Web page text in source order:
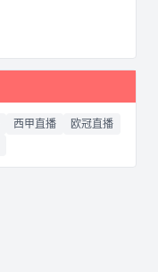
西甲直播
欧冠直播